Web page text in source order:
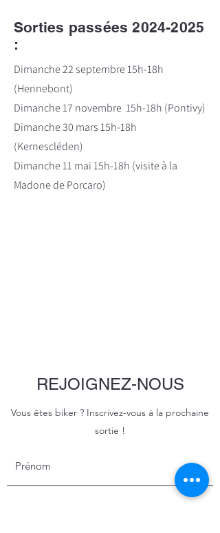
Sorties passées2024-2025
:
Dimanche 22 septembre 15h-18h
(Hennebont)
Dimanche 17 novembre 15h-18h (Pontivy)
Dimanche 30 mars 15h-18h
(Kernescléden)
Dimanche 11 mai 15h-18h (visite à la
Madone de Porcaro)
REJOIGNEZ-NOUS
Vous êtes biker ? Inscrivez-vous à la prochaine
sortie !